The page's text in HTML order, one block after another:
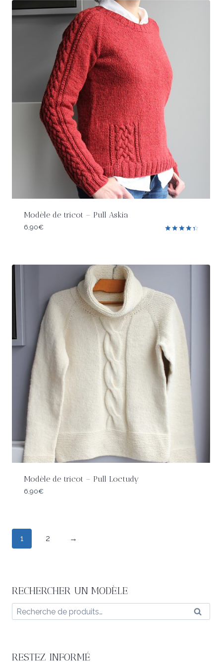
Modèle de tricot – Pull Askia
6,90€
Modèle de tricot – Pull Loctudy
6,90€
1 2 →
RECHERCHER UN MODÈLE
Recherche
pour :
RESTEZ INFORMÉ